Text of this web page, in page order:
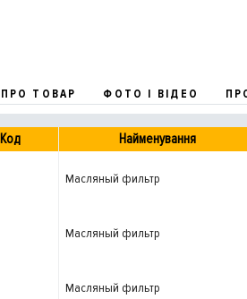
ПРО ТОВАР ФОТО І ВІДЕО
Код Найменування
Масляный фильтр
Масляный фильтр
Масляный фильтр